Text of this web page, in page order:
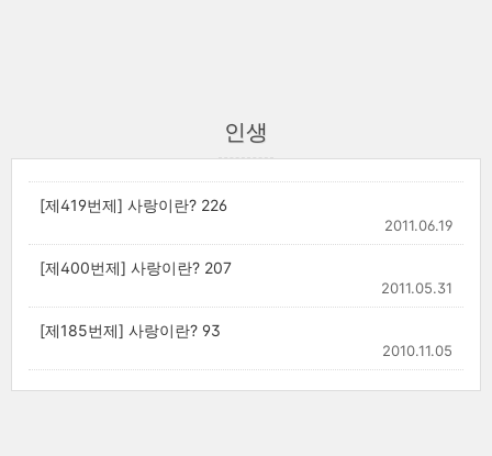
인생
[제419번제] 사랑이란? 226
2011.06.19
[제400번제] 사랑이란? 207
2011.05.31
[제185번제] 사랑이란? 93
2010.11.05